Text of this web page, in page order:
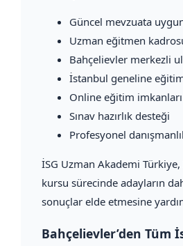
Güncel mevzuata
Uzman eğitmen
Bahçelievler merkezli
İstanbul geneline
Online eğitim imkanları
Sınav hazırlık desteği
Profesyonel
İSG Uzman Akademi Türkiye,
kursu sürecinde adayların
sonuçlar elde etmesine
Bahçelievler’den Tüm